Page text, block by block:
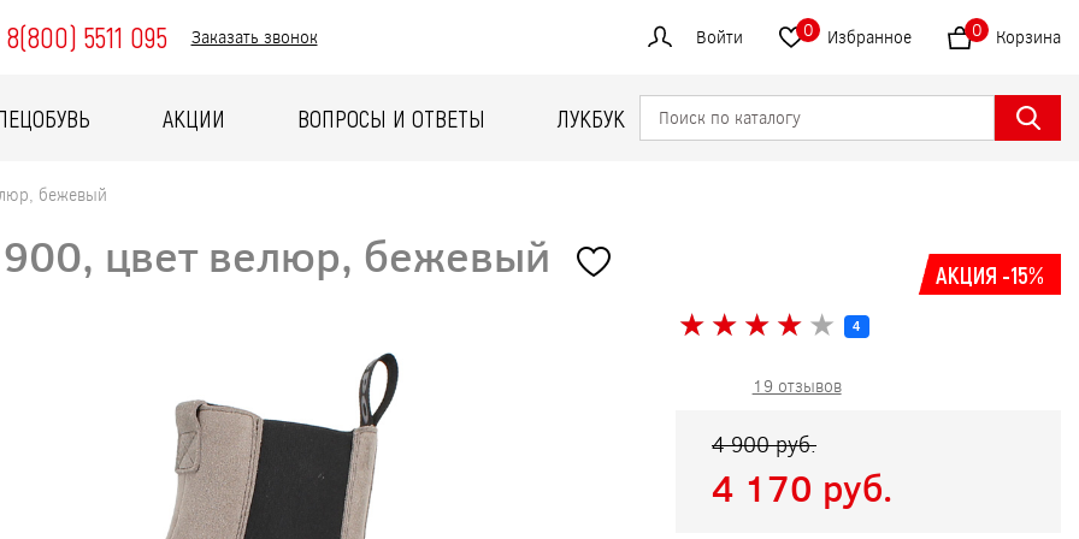
8(800) 5511 095 Заказать звонок Войти Избранное
0 Корзина
0
АКЦИИ ВОПРОСЫ И ОТВЕТЫ ЛУКБУК
бежевый
цвет велюр, бежевый АКЦИЯ -15%
★ ★ ★ ★ ★
★ ★ ★ ★ ★ 4
19 отзывов
4 900 pуб.
4 170 pуб.